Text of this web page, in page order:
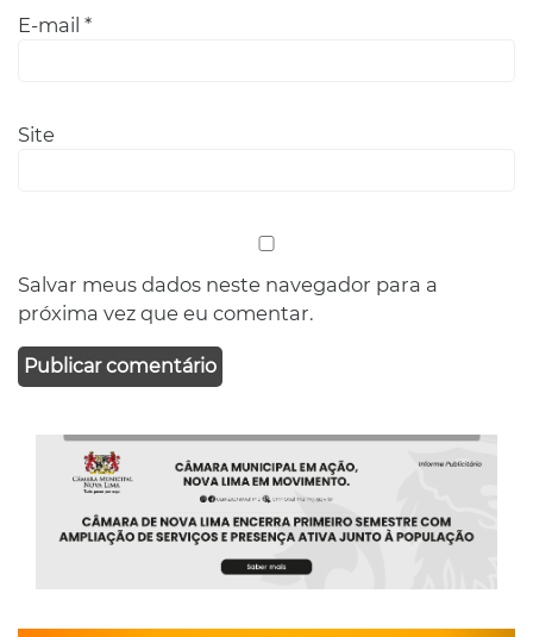
E-mail *
Site
Salvar meus dados neste navegador para a
próxima vez que eu comentar.